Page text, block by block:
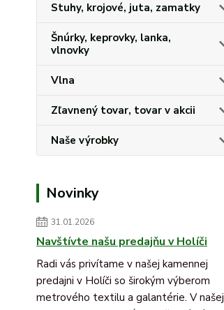
Stuhy, krojové, juta, zamatky
Šnúrky, keprovky, lanka,
vlnovky
Vlna
Zľavnený tovar, tovar v akcii
Naše výrobky
Novinky
31.01.2026
Navštívte našu predajňu v Holíči
Radi vás privítame v našej kamennej
predajni v Holíči so širokým výberom
metrového textilu a galantérie. V našej